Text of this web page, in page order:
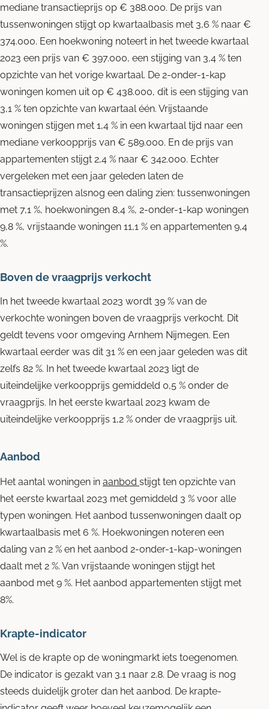
mediane transactieprijs op € 388.000. De prijs van
tussenwoningen stijgt op kwartaalbasis met 3,6 % naar €
374.000. Een hoekwoning noteert in het tweede kwartaal
2023 een prijs van € 397.000, een stijging van 3,4 % ten
opzichte van het vorige kwartaal. De 2-onder-1-kap
woningen komen uit op € 438.000, dit is een stijging van
3,1 % ten opzichte van kwartaal één. Vrijstaande
woningen stijgen met 1,4 % in een kwartaal tijd naar een
mediane verkoopprijs van € 589.000. En de prijs van
appartementen stijgt 2,4 % naar € 342.000. Echter
vergeleken met een jaar geleden laten de
transactieprijzen alsnog een daling zien: tussenwoningen
met 7,1 %, hoekwoningen 8,4 %, 2-onder-1-kap woningen
9,8 %, vrijstaande woningen 11,1 % en appartementen 9,4
%.
Boven de vraagprijs verkocht
In het tweede kwartaal 2023 wordt 39 % van de
verkochte woningen boven de vraagprijs verkocht. Dit
geldt tevens voor omgeving Arnhem Nijmegen. Een
kwartaal eerder was dit 31 % en een jaar geleden was dit
zelfs 82 %. In het tweede kwartaal 2023 ligt de
uiteindelijke verkoopprijs gemiddeld 0,5 % onder de
vraagprijs. In het eerste kwartaal 2023 kwam de
uiteindelijke verkoopprijs 1,2 % onder de vraagprijs uit.
Aanbod
Het aantal woningen in aanbod stijgt ten opzichte van
het eerste kwartaal 2023 met gemiddeld 3 % voor alle
typen woningen. Het aanbod tussenwoningen daalt op
kwartaalbasis met 6 %. Hoekwoningen noteren een
daling van 2 % en het aanbod 2-onder-1-kap-woningen
daalt met 2 %. Van vrijstaande woningen stijgt het
aanbod met 9 %. Het aanbod appartementen stijgt met
8%.
Krapte-indicator
Wel is de krapte op de woningmarkt iets toegenomen.
De indicator is gezakt van 3.1 naar 2.8. De vraag is nog
steeds duidelijk groter dan het aanbod. De krapte-